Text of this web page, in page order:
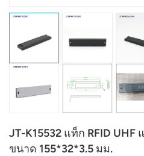
JT-K15532 แท็ก RFID
ขนาด 155*32*3.5 มม.